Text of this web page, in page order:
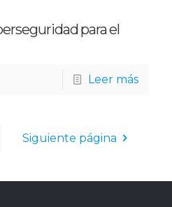
para el
Leer más
Siguiente página